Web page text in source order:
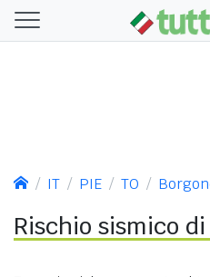
IT PIE TO
Rischio sismico